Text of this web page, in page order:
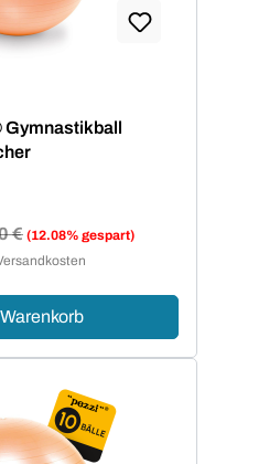
Gymnastikball
Preis:
€ (12.08% gespart)